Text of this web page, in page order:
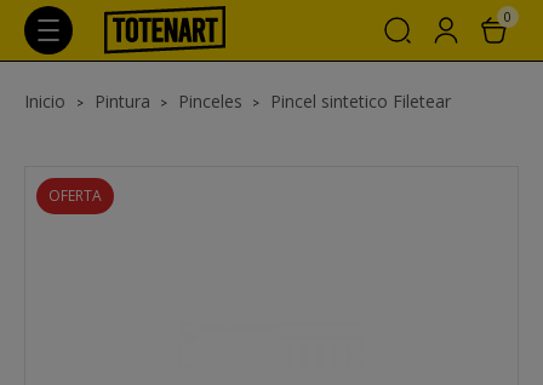
0
Inicio Pintura Pinceles Pincel sintetico Filetear
OFERTA